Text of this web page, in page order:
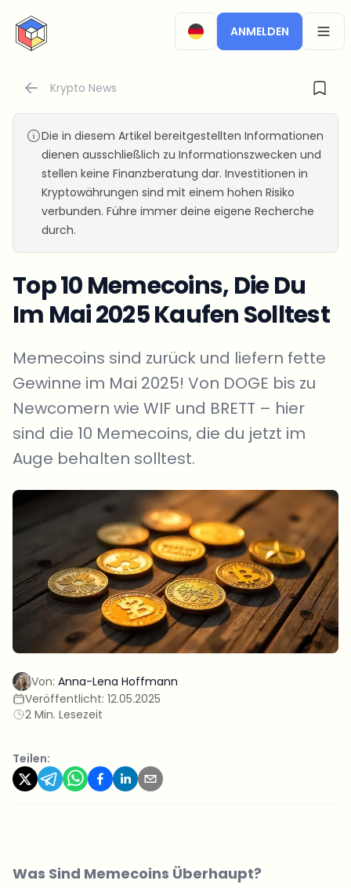
CryptoTicker
ANMELDEN
Krypto News
Die in diesem Artikel bereitgestellten Informationen
dienen ausschließlich zu Informationszwecken und
stellen keine Finanzberatung dar. Investitionen in
Kryptowährungen sind mit einem hohen Risiko
verbunden. Führe immer deine eigene Recherche
durch.
Top 10 Memecoins, Die Du
Im Mai 2025 Kaufen Solltest
Memecoins sind zurück und liefern fette
Gewinne im Mai 2025! Von DOGE bis zu
Newcomern wie WIF und BRETT – hier
sind die 10 Memecoins, die du jetzt im
Auge behalten solltest.
Von: Anna-Lena Hoffmann
Veröffentlicht: 12.05.2025
2 Min. Lesezeit
Teilen:
Was Sind Memecoins Überhaupt?